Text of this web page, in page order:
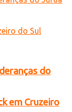
do
em Cruzeiro